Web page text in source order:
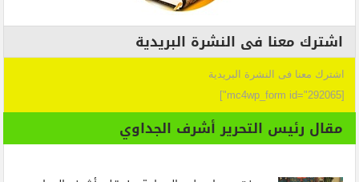
اشترك معنا فى النشرة البريدية
اشترك معنا فى النشرة البريدية
[mc4wp_form id="292065"]
مقال رئيس التحرير أشرف الجداوي